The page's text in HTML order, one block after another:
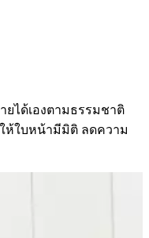
ยได้เองตามธรรมชาติ
ห้ใบหน้ามีมิติ ลดความ